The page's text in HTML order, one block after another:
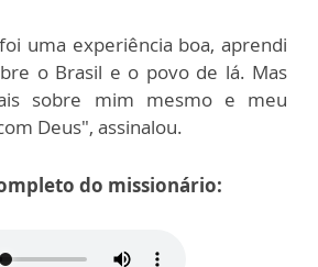
uma experiência boa, aprendi
o Brasil e o povo de lá. Mas
sobre mim mesmo e meu
Deus", assinalou.
do missionário: